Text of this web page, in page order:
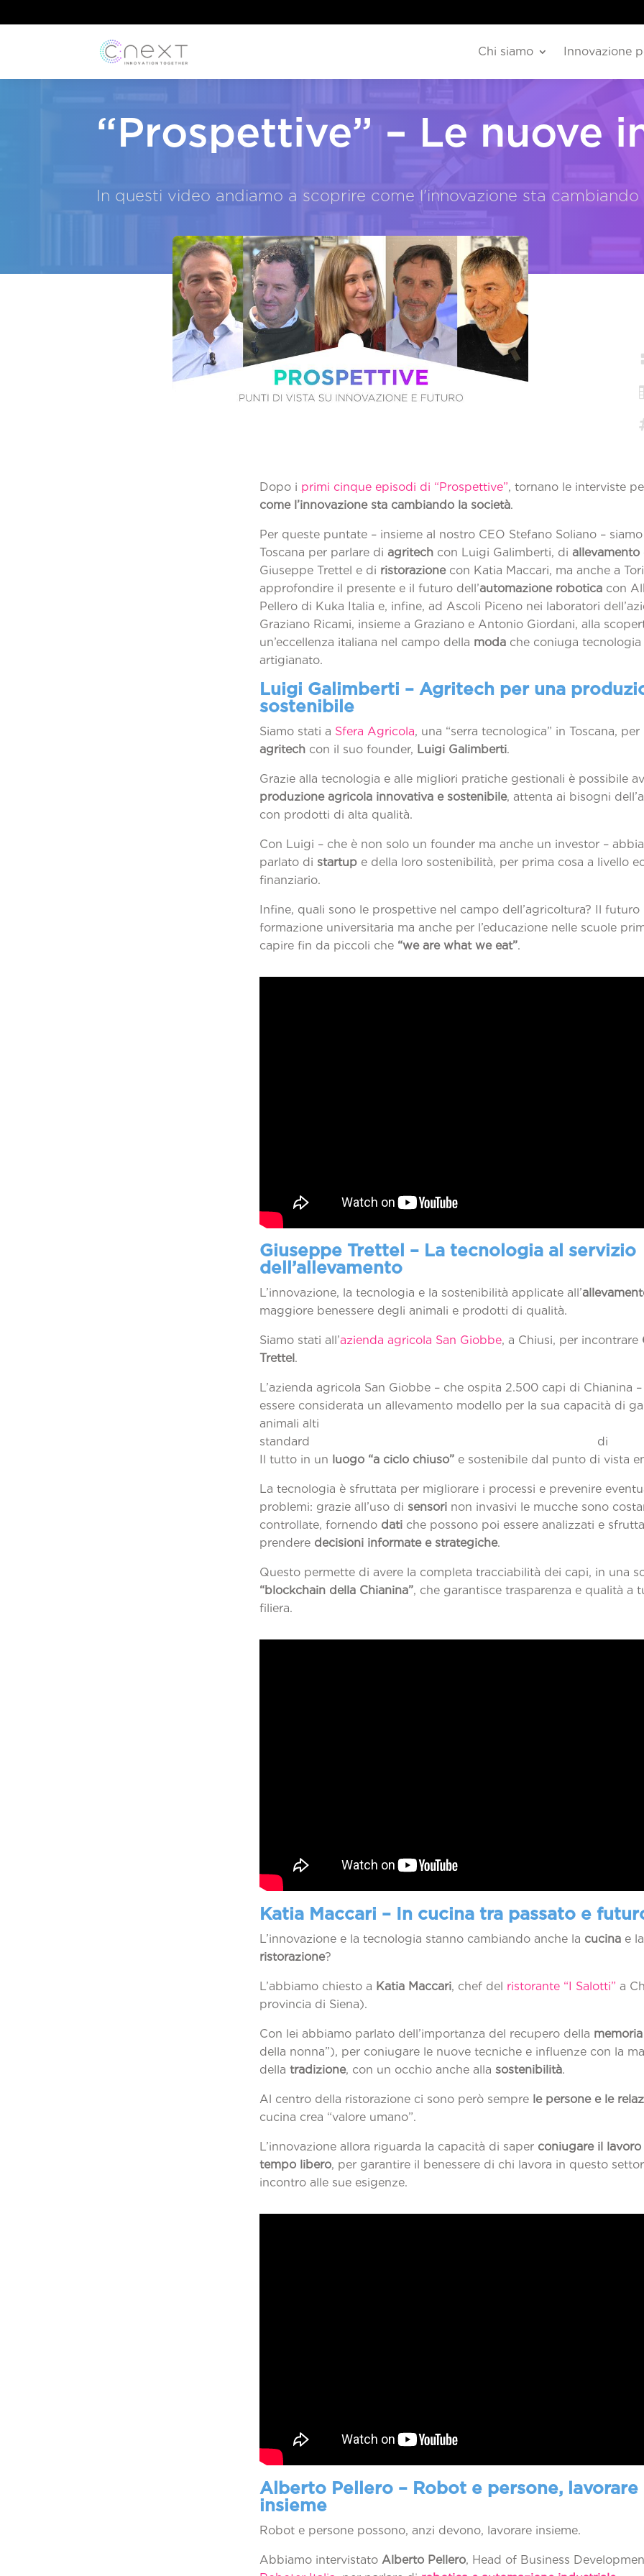
Chi siamo Innovazione
“Prospettive” – Le nuove
In questi video andiamo a scoprire come l'innovazione sta cambiando
Dopo i primi cinque episodi di “Prospettive”, tornano le interviste
come l’innovazione sta cambiando la società.
Per queste puntate – insieme al nostro CEO Stefano Soliano –
Toscana per parlare diagritech con Luigi Galimberti, diallevamento
Giuseppe Trettel e di ristorazionecon Katia Maccari, ma anche a
approfondire il presente e il futuro dell’automazione robotica con
Pellero di Kuka Italia e, infine, ad Ascoli Piceno nei laboratori
Graziano Ricami, insieme a Graziano e Antonio Giordani, alla
un’eccellenza italiana nel campo della moda che coniuga tecnologia
artigianato.
Luigi Galimberti – Agritech per una
sostenibile
Siamo stati a Sfera Agricola, una “serra tecnologica” in Toscana,
agritech con il suo founder, Luigi Galimberti.
Grazie alla tecnologia e alle migliori pratiche gestionali è possibile
produzione agricola innovativa e sostenibile, attenta ai bisogni
con prodotti di alta qualità.
Con Luigi – che è non solo un founder ma anche un investor –
parlato distartup e della loro sostenibilità, per prima cosa a livello
finanziario.
Infine, quali sono le prospettive nel campo dell’agricoltura? Il futuro
formazione universitaria ma anche per l’educazione nelle scuole
capire fin da piccoli che “we are what we eat”.
Giuseppe Trettel – La tecnologia al servizio
dell’allevamento
L’innovazione, la tecnologia e la sostenibilità applicate all’
maggiore benessere degli animali e prodotti di qualità.
Siamo stati all’azienda agricola San Giobbe, a Chiusi, per incontrare
Trettel .
L’azienda agricola San Giobbe – che ospita 2.500 capi di Chianina
essere considerata un allevamento modello per la sua capacità di
animali alti
Il tutto in un luogo “a ciclo chiuso” e sostenibile dal punto di vista
La tecnologia è sfruttata per migliorare i processi e prevenire
problemi: grazie all’uso disensori non invasivi le mucche sono
controllate, fornendo dati che possono poi essere analizzati e
prendere decisioni informate e strategiche.
Questo permette di avere la completa tracciabilità dei capi, in una
“blockchain della Chianina”, che garantisce trasparenza e qualità a
filiera.
Katia Maccari – In cucina tra passato e
L’innovazione e la tecnologia stanno cambiando anche la cucina e la
ristorazione?
L’abbiamo chiesto a Katia Maccari, chef del ristorante “I Salotti” a
provincia di Siena).
Con lei abbiamo parlato dell’importanza del recupero della memoria
della nonna”), per coniugare le nuove tecniche e influenze con la
della tradizione, con un occhio anche allasostenibilità.
Al centro della ristorazione ci sono però sempre le persone e le
cucina crea “valore umano”.
L’innovazione allora riguarda la capacità di saper coniugare il
tempo libero, per garantire il benessere di chi lavora in questo
incontro alle sue esigenze.
Alberto Pellero – Robot e persone, lavorare
insieme
Robot e persone possono, anzi devono, lavorare insieme.
Abbiamo intervistatoAlberto Pellero, Head of Business